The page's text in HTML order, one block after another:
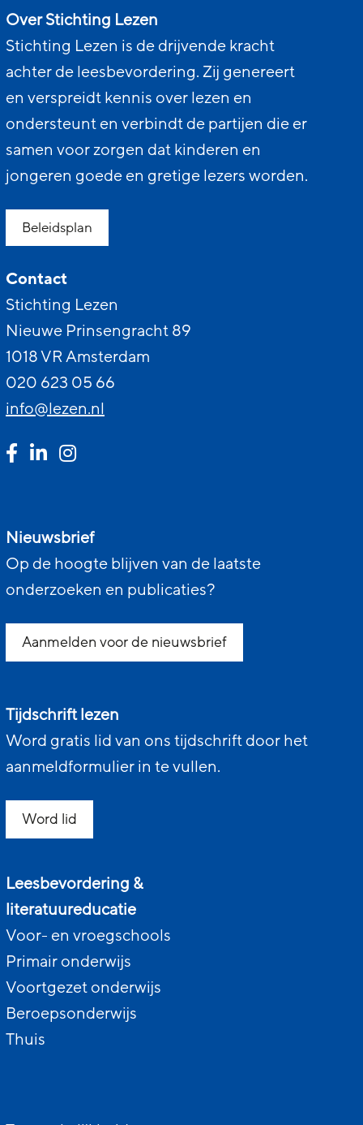
Over Stichting Lezen
Stichting Lezen is de drijvende kracht
achter de leesbevordering. Zij genereert
en verspreidt kennis over lezen en
ondersteunt en verbindt de partijen die er
samen voor zorgen dat kinderen en
jongeren goede en gretige lezers worden.
Beleidsplan
Contact
Stichting Lezen
Nieuwe Prinsengracht 89
1018 VR Amsterdam
020 623 05 66
info@lezen.nl
Nieuwsbrief
Op de hoogte blijven van de laatste
onderzoeken en publicaties?
Aanmelden voor de nieuwsbrief
Tijdschrift lezen
Word gratis lid van ons tijdschrift door het
aanmeldformulier in te vullen.
Word lid
Leesbevordering &
literatuureducatie
Voor- en vroegschools
Primair onderwijs
Voortgezet onderwijs
Beroepsonderwijs
Thuis